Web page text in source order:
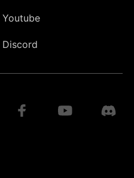
Youtube
Discord